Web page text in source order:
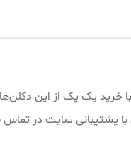
با پشتیبانی‌ سایت در